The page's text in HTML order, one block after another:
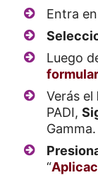
Entra
Luego
Verás el
PADI,
Gamma.
“